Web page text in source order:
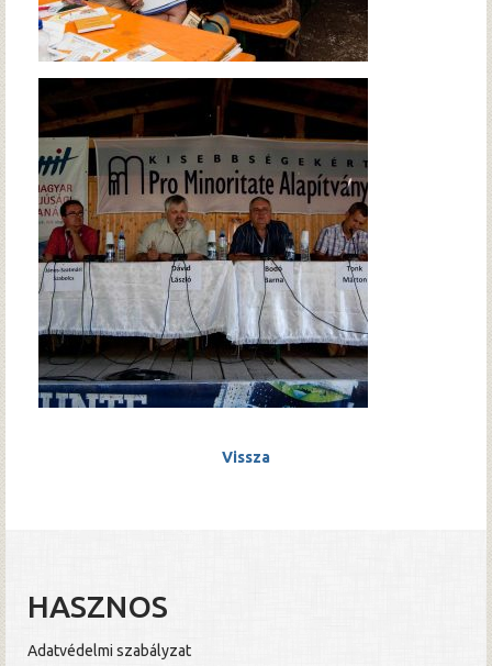
Vissza
HASZNOS
Adatvédelmi szabályzat